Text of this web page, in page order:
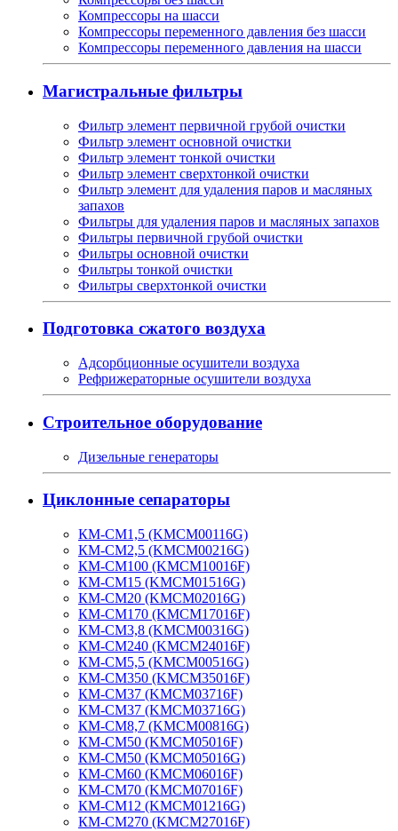
Компрессоры на шасси
Компрессоры переменного давления без шасси
Компрессоры переменного давления на шасси
Магистральные фильтры
Фильтр элемент первичной грубой очистки
Фильтр элемент основной очистки
Фильтр элемент тонкой очистки
Фильтр элемент сверхтонкой очистки
Фильтр элемент для удаления паров и масляных
запахов
Фильтры для удаления паров и масляных запахов
Фильтры первичной грубой очистки
Фильтры основной очистки
Фильтры тонкой очистки
Фильтры сверхтонкой очистки
Подготовка сжатого воздуха
Адсорбционные осушители воздуха
Рефрижераторные осушители воздуха
Строительное оборудование
Дизельные генераторы
Циклонные сепараторы
КМ-СМ1,5 (KMCM00116G)
КМ-СМ2,5 (KMCM00216G)
КМ-СМ100 (KMCM10016F)
КМ-СМ15 (KMCM01516G)
КМ-СМ20 (KMCM02016G)
КМ-СМ170 (KMCM17016F)
КМ-СМ3,8 (KMCM00316G)
КМ-СМ240 (KMCM24016F)
КМ-СМ5,5 (KMCM00516G)
КМ-СМ350 (KMCM35016F)
КМ-СМ37 (KMCM03716F)
КМ-СМ37 (KMCM03716G)
КМ-СМ8,7 (KMCM00816G)
КМ-СМ50 (KMCM05016F)
КМ-СМ50 (KMCM05016G)
КМ-СМ60 (KMCM06016F)
КМ-СМ70 (KMCM07016F)
КМ-СМ12 (KMCM01216G)
КМ-СМ270 (KMCM27016F)